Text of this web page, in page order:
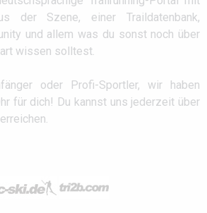
der Szene, einer Traildatenbank,
und allem was du sonst noch über
wissen solltest.
oder Profi-Sportler, wir haben
für dich! Du kannst uns jederzeit über
erreichen.